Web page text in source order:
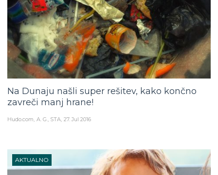
Na Dunaju našli super rešitev, kako končno
zavreči manj hrane!
Hudo.com A. G., STA 27. Jul 2016
AKTUALNO